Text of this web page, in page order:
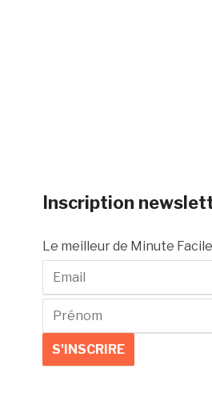
Inscription
Le meilleur de Minute